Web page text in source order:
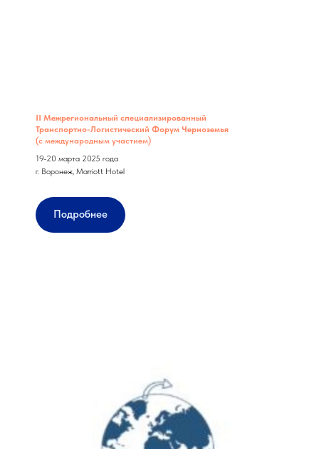
II Межрегиональный специализированный
Транспортно-Логистический Форум Черноземья
(с международным участием)
19-20 марта 2025 года
г. Воронеж, Marriott Hotel
Подробнее